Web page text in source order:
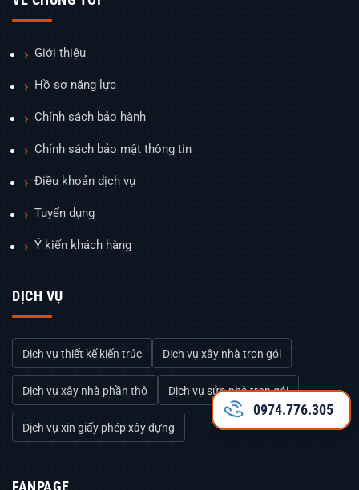
Giới thiệu
Hồ sơ năng lực
Chính sách bảo hành
Chính sách bảo mật thông tin
Điều khoản dịch vụ
Tuyển dụng
Ý kiến khách hàng
DỊCH VỤ
Dịch vụ thiết kế kiến trúc Dịch vụ xây nhà trọn gói
Dịch vụ xây nhà phần thô Dịch vụ sửa nhà trọn gói
Dịch vụ xin giấy phép xây dựng
FANPAGE
0974.776.305